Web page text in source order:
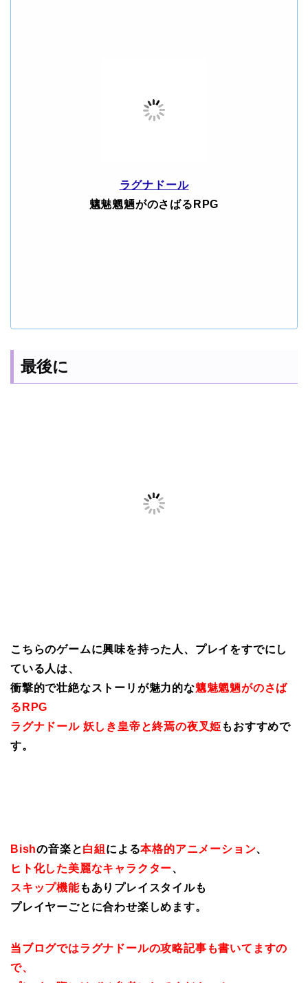
ラグナドール
魑魅魍魎がのさばるRPG
最後に
こちらのゲームに興味を持った人、プレイをすでにし
ている人は、
衝撃的で壮絶なストーリが魅力的な魑魅魍魎がのさば
るRPG
ラグナドール 妖しき皇帝と終焉の夜叉姫 もおすすめで
す。
Bishの音楽と白組 による本格的アニメーション、
ヒト化した美麗なキャラクター、
スキップ機能もありプレイスタイルも
プレイヤーごとに合わせ楽しめます。
当ブログではラグナドールの攻略記事も書いてますの
で、